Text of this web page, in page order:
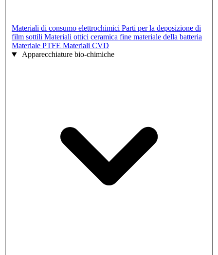
Materiali di consumo elettrochimici Parti per la deposizione di
film sottili Materiali ottici ceramica fine materiale della batteria
Materiale PTFE Materiali CVD
Apparecchiature bio-chimiche